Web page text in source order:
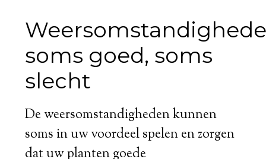
soms goed, soms
slecht
De weersomstandigheden kunnen
soms in uw voordeel spelen en zorgen
dat uw planten goede